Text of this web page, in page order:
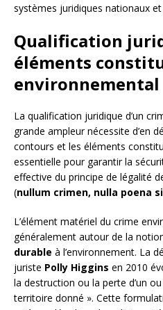
systèmes juridiques nationaux
Qualification
éléments
environnemental
La qualification juridique d’un
grande ampleur nécessite d’en
contours et les éléments
essentielle pour garantir la
effective du principe de légalité
(nullum crimen, nulla poena
L’élément matériel du crime
généralement autour de la
durable à l’environnement. La
juriste Polly Higgins en 2010
la destruction ou la perte d’un
territoire donné ». Cette